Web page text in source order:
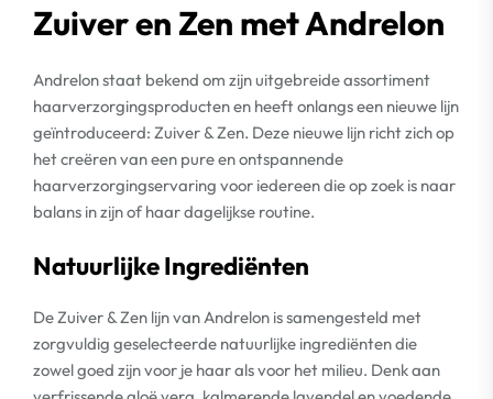
Zuiver en Zen met Andrelon
Andrelon staat bekend om zijn uitgebreide assortiment
haarverzorgingsproducten en heeft onlangs een nieuwe lijn
geïntroduceerd: Zuiver & Zen. Deze nieuwe lijn richt zich op
het creëren van een pure en ontspannende
haarverzorgingservaring voor iedereen die op zoek is naar
balans in zijn of haar dagelijkse routine.
Natuurlijke Ingrediënten
De Zuiver & Zen lijn van Andrelon is samengesteld met
zorgvuldig geselecteerde natuurlijke ingrediënten die
zowel goed zijn voor je haar als voor het milieu. Denk aan